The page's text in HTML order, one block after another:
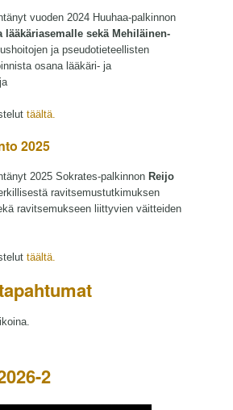
vuoden 2024 Huuhaa-palkinnon
lääkäriasemalle sekä Mehiläinen-
ja pseudotieteellisten
osana lääkäri- ja
täältä.
2025
2025 Sokrates-palkinnon Reijo
ravitsemustutkimuksen
ravitsemukseen liittyvien väitteiden
täältä.
2